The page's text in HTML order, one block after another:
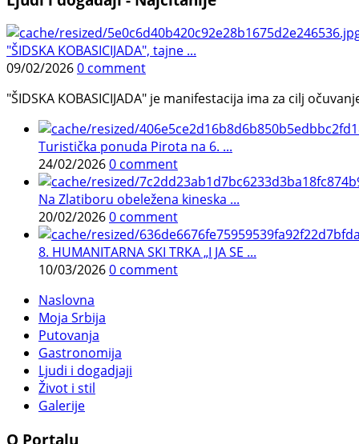
"ŠIDSKA KOBASICIJADA", tajne ...
09/02/20260 comment
"ŠIDSKA KOBASICIJADA" je manifestacija ima za cilj
Turistička ponuda Pirota na 6. ...
24/02/20260 comment
Na Zlatiboru obeležena kineska ...
20/02/20260 comment
8. HUMANITARNA SKI TRKA „I JA SE ...
10/03/20260 comment
Naslovna
Moja Srbija
Putovanja
Gastronomija
Ljudi i dogadjaji
Život i stil
Galerije
O Portalu